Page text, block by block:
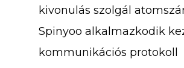
kivonulás szolgál
Spinyoo alkalmazkodik
kommunikációs protokoll